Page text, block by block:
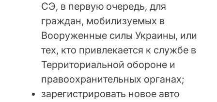
СЭ, в первую очередь, для
граждан, мобилизуемых в
Вооруженные силы Украины, или
тех, кто привлекается к службе в
Территориальной обороне и
правоохранительных органах;
зарегистрировать новое авто